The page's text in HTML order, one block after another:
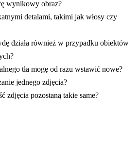
wynikowy obraz?
detalami, takimi jak włosy czy
działa również w przypadku obiektów
tła mogę od razu wstawić nowe?
jednego zdjęcia?
zdjęcia pozostaną takie same?